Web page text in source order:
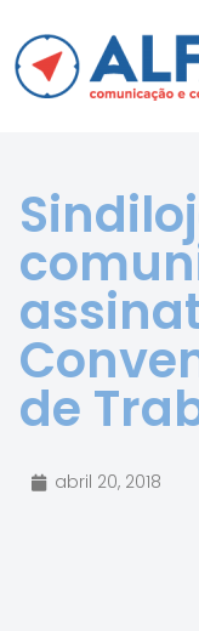
de
abril 20, 2018